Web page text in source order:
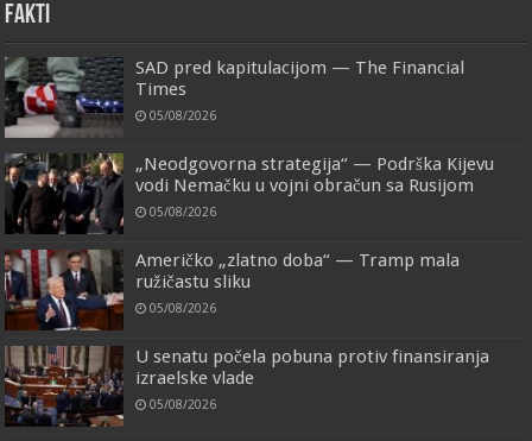
FAKTI
SAD pred kapitulacijom — The Financial
Times
05/08/2026
„Neodgovorna strategija“ — Podrška Kijevu
vodi Nemačku u vojni obračun sa Rusijom
05/08/2026
Američko „zlatno doba“ — Tramp mala
ružičastu sliku
05/08/2026
U senatu počela pobuna protiv finansiranja
izraelske vlade
05/08/2026